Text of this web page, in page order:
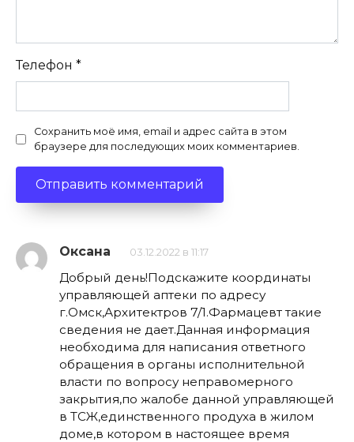
Телефон *
Сохранить моё имя, email и адрес сайта в этом
браузере для последующих моих комментариев.
Оксана 03.12.2022 в 11:17
Добрый день!Подскажите координаты
управляющей аптеки по адресу
г.Омск,Архитектров 7/1.Фармацевт такие
сведения не дает.Данная информация
необходима для написания ответного
обращения в органы исполнительной
власти по вопросу неправомерного
закрытия,по жалобе данной управляющей
в ТСЖ,единственного продуха в жилом
доме,в котором в настоящее время